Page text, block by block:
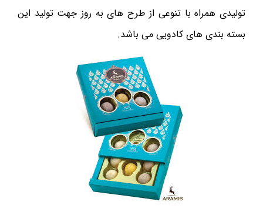
تولیدی همراه با تنوعی از طرح های به روز جهت تولید این
بسته بندی های کادویی می باشد.